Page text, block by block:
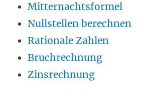
Mitternachtsformel
Nullstellen berechnen
Rationale Zahlen
Bruchrechnung
Zinsrechnung